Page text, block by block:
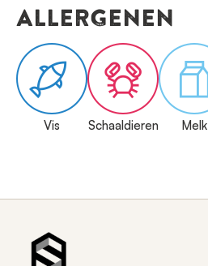
ALLERGENEN
Vis Schaaldieren Melk